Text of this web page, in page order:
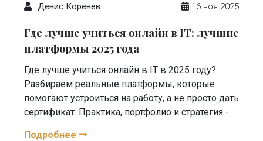
Денис Коренев 16 ноя 2025
Где лучше учиться онлайн в IT: лучшие
платформы 2025 года
Где лучше учиться онлайн в IT в 2025 году?
Разбираем реальные платформы, которые
помогают устроиться на работу, а не просто дать
сертификат. Практика, портфолио и стратегия -
Подробнее